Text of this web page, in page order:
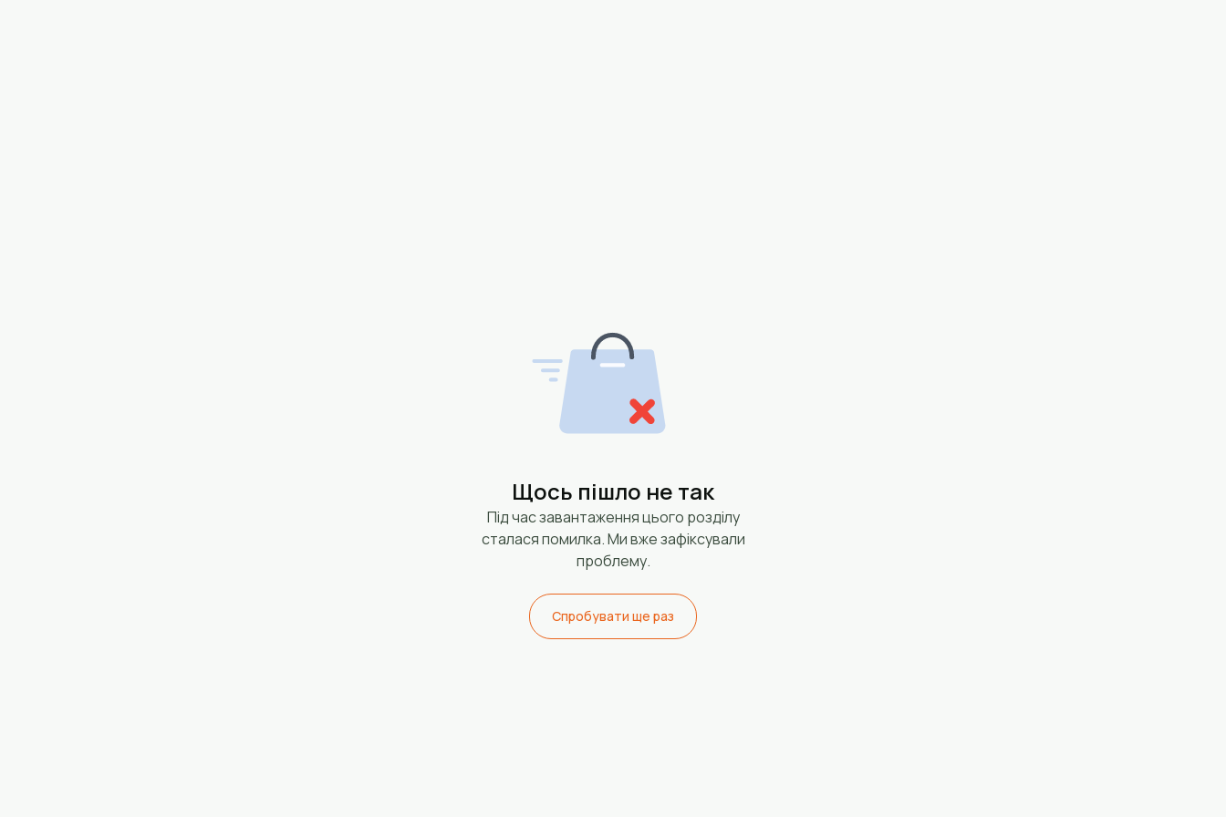
Щось пішло не так
Під час завантаження цього розділу
сталася помилка. Ми вже зафіксували
проблему.
Спробувати ще раз